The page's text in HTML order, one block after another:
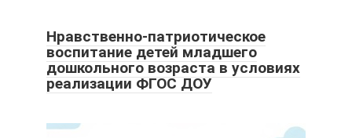
Нравственно-патриотическое
воспитание детей младшего
дошкольного возраста в условиях
реализации ФГОС ДОУ